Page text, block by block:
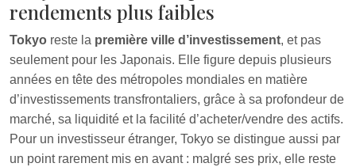
rendements plus faibles
Tokyo reste la première ville d’investissement, et pas
seulement pour les Japonais. Elle figure depuis plusieurs
années en tête des métropoles mondiales en matière
d’investissements transfrontaliers, grâce à sa profondeur de
marché, sa liquidité et la facilité d’acheter/vendre des actifs.
Pour un investisseur étranger, Tokyo se distingue aussi par
un point rarement mis en avant : malgré ses prix, elle reste